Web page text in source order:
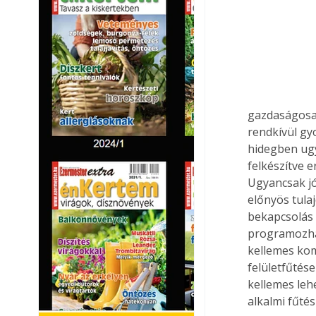
rendkívül
hidegben
felkészítve
Ugyancsak
előnyös
kellemes
kellemes
alkalmi